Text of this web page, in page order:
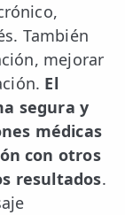
También
mejorar
El
segura y
médicas
con otros
resultados.